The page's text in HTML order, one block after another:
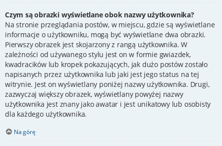
Czym są obrazki wyświetlane obok nazwy użytkownika?
Na stronie przeglądania postów, w miejscu, gdzie są wyświetlane
informacje o użytkowniku, mogą być wyświetlane dwa obrazki.
Pierwszy obrazek jest skojarzony z rangą użytkownika. W
zależności od używanego stylu jest on w formie gwiazdek,
kwadracików lub kropek pokazujących, jak dużo postów zostało
napisanych przez użytkownika lub jaki jest jego status na tej
witrynie. Jest on wyświetlany poniżej nazwy użytkownika. Drugi,
zazwyczaj większy obrazek, wyświetlany powyżej nazwy
użytkownika jest znany jako awatar i jest unikatowy lub osobisty
dla każdego użytkownika.
Na górę